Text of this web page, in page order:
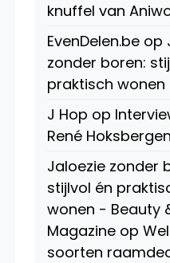
knuffel van
EvenDelen.be op
zonder boren:
praktisch wonen
J Hop op
René Hoksbergen
Jaloezie zonder
stijlvol én
wonen - Beauty
Magazine op
soorten